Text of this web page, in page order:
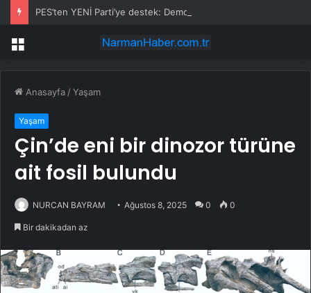
PES’ten YENİ Parti’ye destek: Demokrasi yasaklanamaz
Menü
Anasayfa /Yaşam
Yaşam
Çin’de eni bir dinozor türüne
ait fosil bulundu
NURCAN BAYRAM Ağustos 8, 2025 0 0
Bir dakikadan az